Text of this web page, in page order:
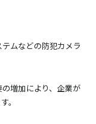
ムなどの防犯カメラ
増加により、企業が
。